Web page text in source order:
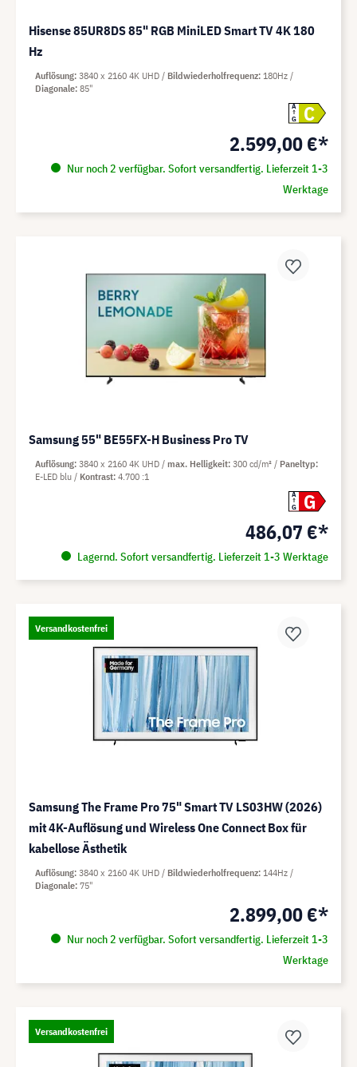
Hisense 85UR8DS 85" RGB MiniLED Smart TV 4K 180
Hz
A
G
C
2.599,00 €*
Nur noch 2 verfügbar. Sofort versandfertig. Lieferzeit 1-3
Werktage
Auflösung 3840 x 2160 4K UHD Bildwiederholfrequenz 180Hz
Diagonale 85"
Samsung 55" BE55FX-H Business Pro TV
A
G
G
486,07 €*
Lagernd. Sofort versandfertig. Lieferzeit 1-3 Werktage
Auflösung 3840 x 2160 4K UHD max. Helligkeit 300 cd/m²
Paneltyp
E-LED blu
Kontrast 4.700 :1
Versandkostenfrei
Samsung The Frame Pro 75" Smart TV LS03HW (2026)
mit 4K-Auflösung und Wireless One Connect Box für
kabellose Ästhetik
2.899,00 €*
Nur noch 2 verfügbar. Sofort versandfertig. Lieferzeit 1-3
Werktage
Auflösung 3840 x 2160 4K UHD Bildwiederholfrequenz 144Hz
Diagonale 75"
Versandkostenfrei